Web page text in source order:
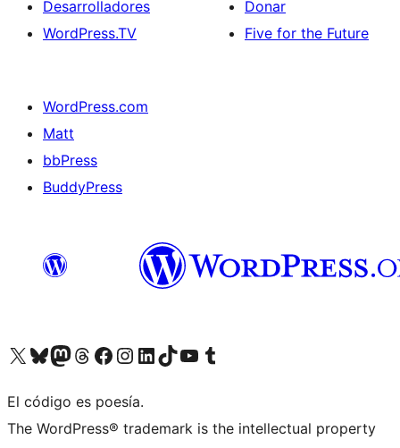
Desarrolladores
WordPress.TV
Donar
Five for the Future
WordPress.com
Matt
bbPress
BuddyPress
Visit our X (formerly Twitter) account
Visit our Bluesky account
Visita nuestra cuenta de Twitter
Visit our Threads account
Visita nuestra página de Facebook
Visite nuestra cuenta de Instagram
Visit our LinkedIn account
Visit our TikTok account
Visit our YouTube channel
Visit our Tumblr account
El código es poesía.
The WordPress® trademark is the intellectual property